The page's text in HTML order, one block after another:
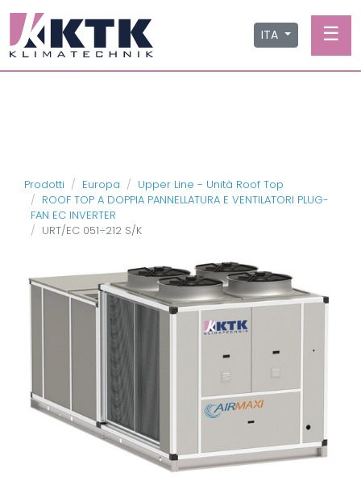
ITA ☰
Prodotti Europa
Upper Line - Unità Roof Top
ROOF TOP A DOPPIA PANNELLATURA E VENTILATORI PLUG-
FAN EC INVERTER
URT/EC 051÷212 S/K